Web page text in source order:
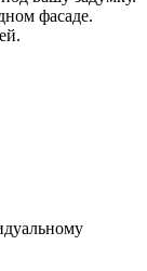
фасаде.